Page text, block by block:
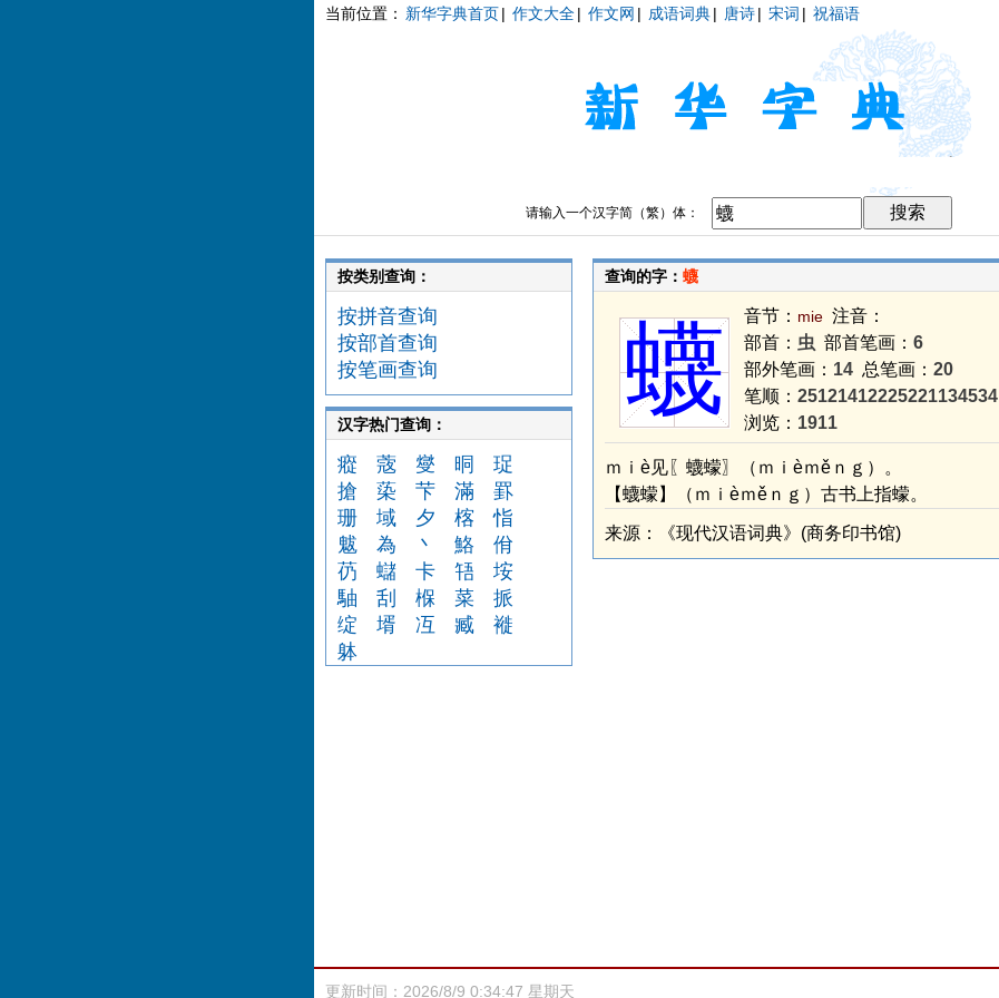
当前位置： 新华字典首页| 作文大全| 作文网 | 成语词典| 唐诗| 宋词 | 祝福语
请输入一个汉字简（繁）体：
按类别查询：
按拼音查询
按部首查询
按笔画查询
汉字热门查询：
瘲 蔲 燮 晍
珿
搶
蒅 芐 滿
罫
珊
域 夕 楁
恉
魃
為 丶 鮥
佾
芿
蠩 卡 啎
垵
駎
刮 椺 菜
挀
绽
壻 冱 臧
褷
躰
查询的字： 蠛
蠛 音节： mie 注音：
部首： 虫 部首笔画： 6
部外笔画： 14 总笔画： 20
笔顺： 25121412225221134534
浏览： 1911
ｍｉè见〖蠛蠓〗（ｍｉèｍěｎｇ）。
【蠛蠓】（ｍｉèｍěｎｇ）古书上指蠓。
来源：《现代汉语词典》(商务印书馆)
更新时间：2026/8/9 0:34:47 星期天